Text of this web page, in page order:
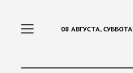
08 АВГУСТА, СУББОТА